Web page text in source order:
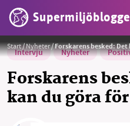
Start/Nyheter/Forskarens besked:
Intervju Nyheter
Forskarens
kan du göra